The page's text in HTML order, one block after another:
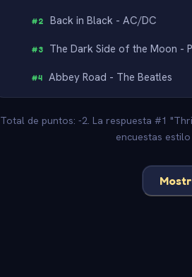
#2 Back in Black - AC/DC
#3 The Dark Side of the Moon -
#4 Abbey Road - The Beatles
Total de puntos: -2. La respuesta #1
encuestas